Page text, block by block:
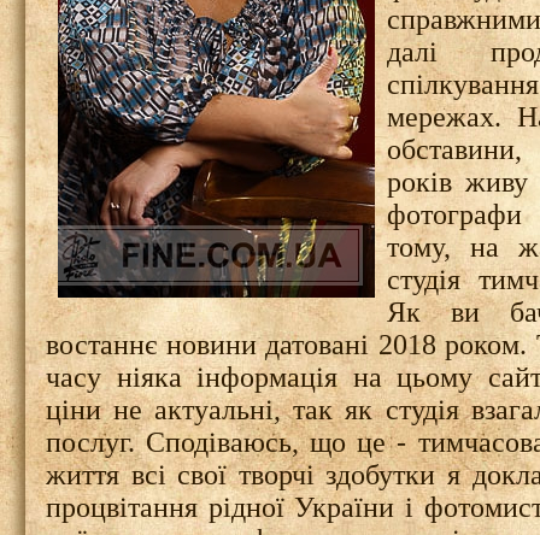
далі
мережах.
років живу
тому, на
студія
Як ви
востаннє новини датовані 2018 роком.
часу ніяка інформація на цьому
ціни не актуальні, так як студія
послуг. Сподіваюсь, що це -
життя всі свої творчі здобутки я
процвітання рідної України і